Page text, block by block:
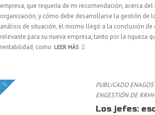
empresa, que requería de mi recomendación, acerca
organización, y cómo debe desarrollarse la gestión de
análisis de situación, él mismo llegó a la conclusión
relevante para su nueva empresa, tanto por la riqueza
rentabilidad, como LEER MÁS
PUBLICADO
ENGESTIÓN DE
Los jefes: